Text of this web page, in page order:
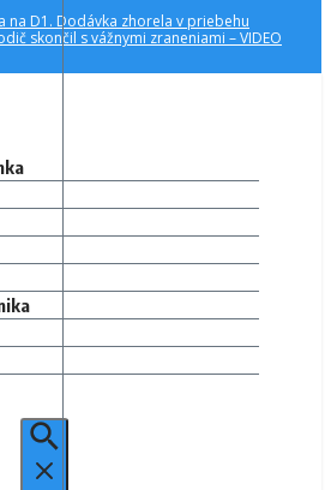
na D1. Dodávka zhorela v priebehu
skončil s vážnymi zraneniami – VIDEO